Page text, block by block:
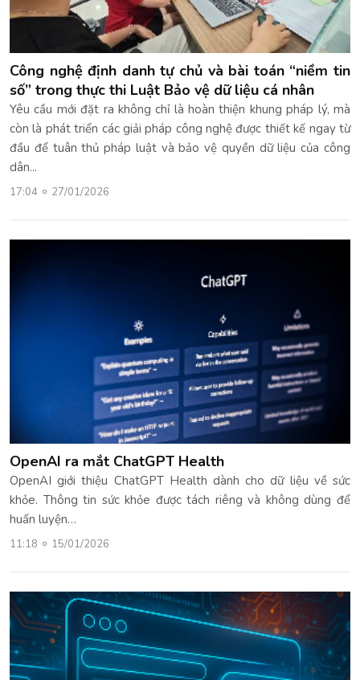
Công nghệ định danh tự chủ và bài toán “niềm tin
số” trong thực thi Luật Bảo vệ dữ liệu cá nhân
Yêu cầu mới đặt ra không chỉ là hoàn thiện khung pháp lý, mà
còn là phát triển các giải pháp công nghệ được thiết kế ngay từ
đầu để tuân thủ pháp luật và bảo vệ quyền dữ liệu của công
dân...
17:04 27/01/2026
OpenAI ra mắt ChatGPT Health
OpenAI giới thiệu ChatGPT Health dành cho dữ liệu về sức
khỏe. Thông tin sức khỏe được tách riêng và không dùng để
huấn luyện…
11:18 15/01/2026